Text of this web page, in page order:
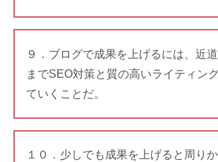
９．ブログで成果を上げるには、近
までSEO対策と質の高いライティン
ていくことだ。
１０．少しでも成果を上げると周り